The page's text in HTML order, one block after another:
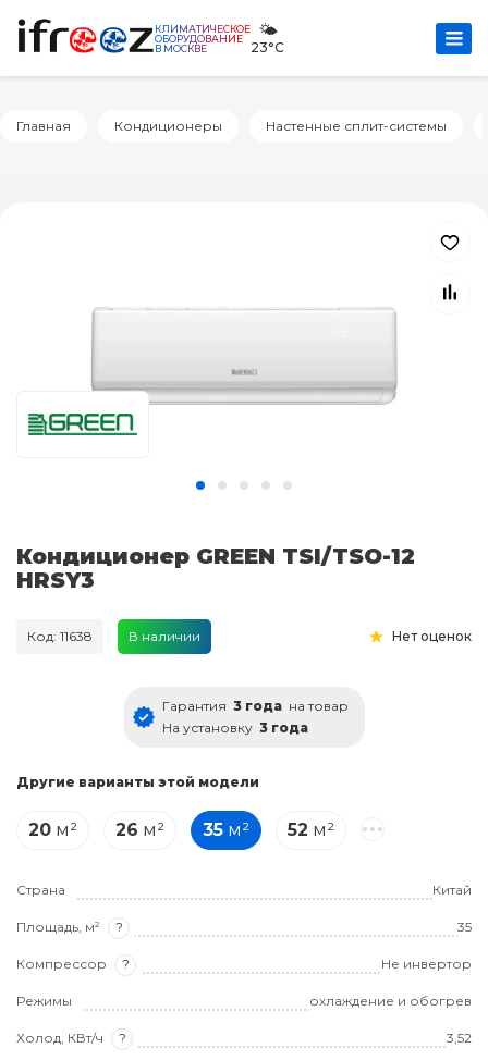
КЛИМАТИЧЕСКОЕ
ОБОРУДОВАНИЕ
В МОСКВЕ
🌤️
23°C
Главная Кондиционеры Настенные сплит-системы
Кондиционер GREEN TSI/TSO-12
HRSY3
Код: 11638 В наличии Нет оценок
Гарантия 3 года на товар
На установку 3 года
Другие варианты этой модели
20 м² 26 м² 35 м² 52 м²
Страна Китай
Площадь, м² ? 35
Компрессор ? Не инвертор
Режимы охлаждение и обогрев
Холод, КВт/ч ?
3,52